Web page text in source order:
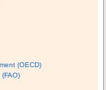
(OECD)